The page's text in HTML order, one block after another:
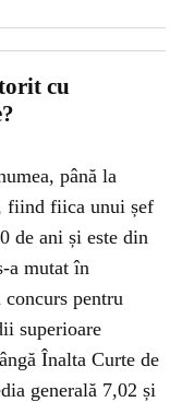
cu
până la
fiind fiica unui șef
de ani și este din
a mutat în
pentru
superioare
Înalta Curte de
generală 7,02 și